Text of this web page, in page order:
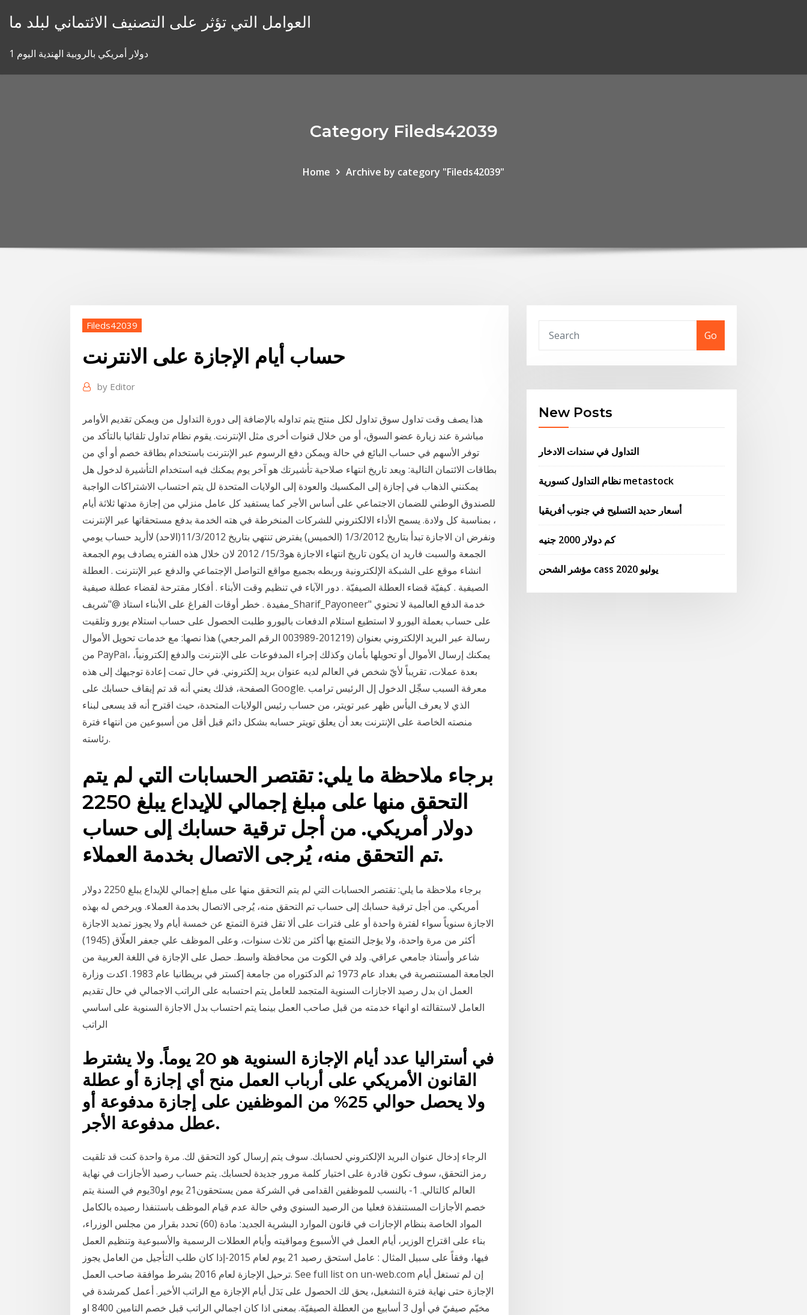
العوامل التي تؤثر على التصنيف الائتماني لبلد ما
1 دولار أمريكي بالروبية الهندية اليوم
Category Fileds42039
Home Archive by category "Fileds42039"
Fileds42039
حساب أيام الإجازة على الانترنت
by Editor
هذا يصف وقت تداول سوق تداول لكل منتج يتم تداوله بالإضافة إلى دورة التداول من ويمكن تقديم الأوامر
مباشرة عند زيارة عضو السوق، أو من خلال قنوات أخرى مثل الإنترنت. يقوم نظام تداول تلقائيا بالتأكد من
توفر الأسهم في حساب البائع في حالة ويمكن دفع الرسوم عبر الإنترنت باستخدام بطاقة خصم أو أي من
بطاقات الائتمان التالية: ويعد تاريخ انتهاء صلاحية تأشيرتك هو آخر يوم يمكنك فيه استخدام التأشيرة لدخول هل
يمكنني الذهاب في إجازة إلى المكسيك والعودة إلى الولايات المتحدة لل يتم احتساب الاشتراكات الواجبة
للصندوق الوطني للضمان الاجتماعي على أساس الأجر كما يستفيد كل عامل منزلي من إجازة مدتها ثلاثة أيام
، بمناسبة كل ولادة. يسمح الأداء الالكتروني للشركات المنخرطة في هته الخدمة بدفع مستحقاتها عبر الإنترنت
ونفرض ان الاجازة تبدأ بتاريخ 1/3/2012 (الخميس) يفترض تنتهي بتاريخ 11/3/2012(الاحد) لاأريد حساب يومي
الجمعة والسبت فاريد ان يكون تاريخ انتهاء الاجازة هو15/3/ 2012 لان خلال هذه الفتره يصادف يوم الجمعة
انشاء موقع على الشبكة الإلكترونية وربطه بجميع مواقع التواصل الإجتماعي والدفع عبر الإنترنت . العطلة
الصيفية . كيفيّة قضاء العطلة الصيفيّة . دور الآباء في تنظيم وقت الأبناء . أفكار مقترحة لقضاء عطلة صيفية
مفيدة . خطر أوقات الفراغ على الأبناء استاذ @"شريف_Sharif_Payoneer" خدمة الدفع العالمية لا تحتوي
على حساب بعملة اليورو لا استطيع استلام الدفعات باليورو طلبت الحصول على حساب استلام يورو وتلقيت
رسالة عبر البريد الإلكتروني بعنوان (201219-003989 الرقم المرجعي) هذا نصها: مع خدمات تحويل الأموال
من PayPal، يمكنك إرسال الأموال أو تحويلها بأمان وكذلك إجراء المدفوعات على الإنترنت والدفع إلكترونياً،
بعدة عملات، تقريباً لأيّ شخص في العالم لديه عنوان بريد إلكتروني. في حال تمت إعادة توجيهك إلى هذه
الصفحة، فذلك يعني أنه قد تم إيقاف حسابك على Google. معرفة السبب سجِّل الدخول إل الرئيس ترامب
الذي لا يعرف اليأس ظهر عبر تويتر، من حساب رئيس الولايات المتحدة، حيث اقترح أنه قد يسعى لبناء
منصته الخاصة على الإنترنت بعد أن يعلق تويتر حسابه بشكل دائم قبل أقل من أسبوعين من انتهاء فترة
رئاسته.
برجاء ملاحظة ما يلي: تقتصر الحسابات التي لم يتم
التحقق منها على مبلغ إجمالي للإيداع يبلغ 2250
دولار أمريكي. من أجل ترقية حسابك إلى حساب
تم التحقق منه، يُرجى الاتصال بخدمة العملاء.
برجاء ملاحظة ما يلي: تقتصر الحسابات التي لم يتم التحقق منها على مبلغ إجمالي للإيداع يبلغ 2250 دولار
أمريكي. من أجل ترقية حسابك إلى حساب تم التحقق منه، يُرجى الاتصال بخدمة العملاء. ويرخص له بهذه
الاجازة سنوياً سواء لفترة واحدة أو على فترات على ألا تقل فترة التمتع عن خمسة أيام ولا يجوز تمديد الاجازة
أكثر من مرة واحدة، ولا يؤجل التمتع بها أكثر من ثلاث سنوات، وعلى الموظف علي جعفر العلّاق (1945)
شاعر وأستاذ جامعي عراقي. ولد في الكوت من محافظة واسط. حصل على الإجازة في اللغة العربية من
الجامعة المستنصرية في بغداد عام 1973 ثم الدكتوراه من جامعة إكستر في بريطانيا عام 1983. اكدت وزارة
العمل ان بدل رصيد الاجازات السنوية المتجمد للعامل يتم احتسابه على الراتب الاجمالي في حال تقديم
العامل لاستقالته او انهاء خدمته من قبل صاحب العمل بينما يتم احتساب بدل الاجازة السنوية على اساسي
الراتب
في أستراليا عدد أيام الإجازة السنوية هو 20 يوماً. ولا يشترط
القانون الأمريكي على أرباب العمل منح أي إجازة أو عطلة
ولا يحصل حوالي 25% من الموظفين على إجازة مدفوعة أو
عطل مدفوعة الأجر.
الرجاء إدخال عنوان البريد الإلكتروني لحسابك. سوف يتم إرسال كود التحقق لك. مرة واحدة كنت قد تلقيت
رمز التحقق، سوف تكون قادرة على اختيار كلمة مرور جديدة لحسابك. يتم حساب رصيد الأجازات في نهاية
العالم كالتالي. 1- بالنسب للموظفين القدامى في الشركة ممن يستحقون21 يوم او30يوم في السنة يتم
خصم الأجازات المستنفذة فعليا من الرصيد السنوي وفي حالة عدم قيام الموظف باستنفذا رصيده بالكامل
المواد الخاصة بنظام الإجازات في قانون الموارد البشرية الجديد: مادة (60) تحدد بقرار من مجلس الوزراء،
بناء على اقتراح الوزير، أيام العمل في الأسبوع ومواقيته وأيام العطلات الرسمية والأسبوعية وتنظيم العمل
فيها، وفقاً على سبيل المثال : عامل استحق رصيد 21 يوم لعام 2015-إذا كان طلب التأجيل من العامل يجوز
ترحيل الإجازة لعام 2016 بشرط موافقة صاحب العمل. See full list on un-web.com إن لم تستغل أيام
الإجازة حتى نهاية فترة التشغيل، يحق لك الحصول على بَدَل أيام الإجازة مع الراتب الأخير. أعمل كمرشدة في
مخيّم صيفيّ في أول 3 أسابيع من العطلة الصيفيّة. بمعنى اذا كان اجمالي الراتب قبل خصم التامين 8400 او
Go
New Posts
التداول في سندات الادخار
نظام التداول كسورية metastock
أسعار حديد التسليح في جنوب أفريقيا
كم دولار 2000 جنيه
مؤشر الشحن cass يوليو 2020